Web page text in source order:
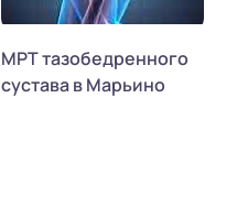
МРТ тазобедренного
сустава в Марьино